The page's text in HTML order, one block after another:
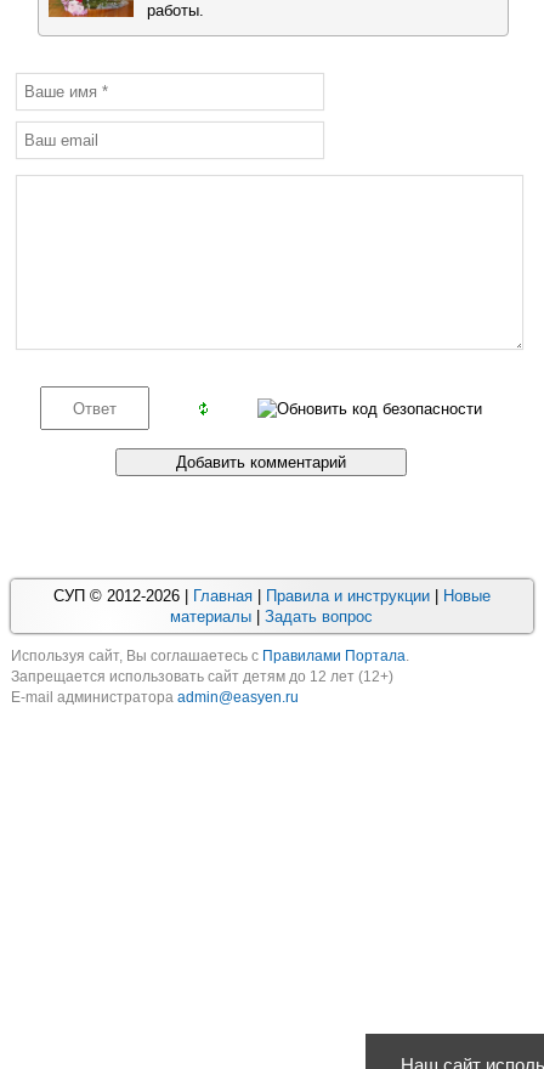
работы.
СУП © 2012-2026 | Главная| Правила и инструкции|
Новые
материалы |Задать вопрос
Используя cайт, Вы соглашаетесь с Правилами Портала.
Запрещается использовать сайт детям до 12 лет (12+)
E-mail администратора admin@easyen.ru
Наш сайт